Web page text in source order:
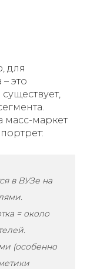
для
это
масс-маркет
в ВУЗе на
= около
(особенно